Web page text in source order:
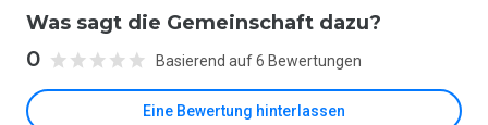
Was sagt die Gemeinschaft dazu?
0 Basierend auf 6 Bewertungen
Eine Bewertung hinterlassen